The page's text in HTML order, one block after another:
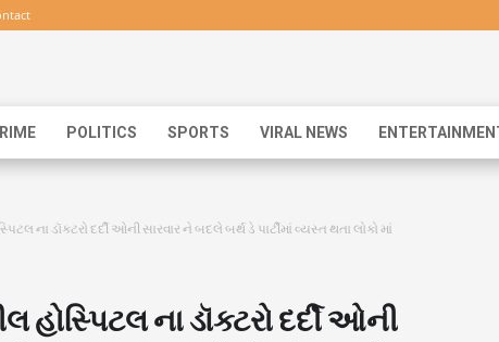
POLITICS SPORTS VIRAL NEWS
ના ડૉક્ટરો દર્દી ઓની સારવાર ને બદલે બર્થ ડે પાર્ટીમાં વ્યસ્ત થતા લોકો માં
હોસ્પિટલ ના ડૉક્ટરો દર્દી ઓની